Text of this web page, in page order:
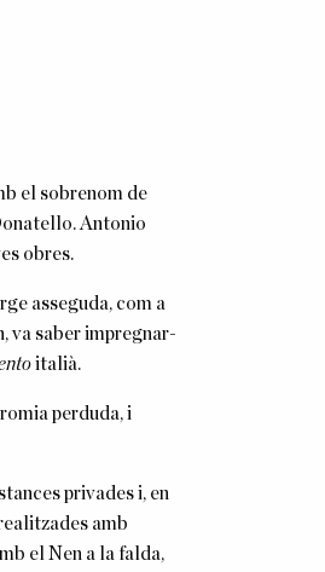
el sobrenom de
Antonio
obres.
asseguda, com a
va saber impregnar-
italià.
perduda, i
privades i, en
amb
el Nen a la falda,